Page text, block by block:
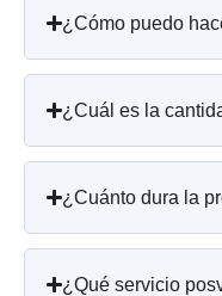
¿Cómo puedo
¿Cuál es la
¿Cuánto dura la
¿Qué servicio